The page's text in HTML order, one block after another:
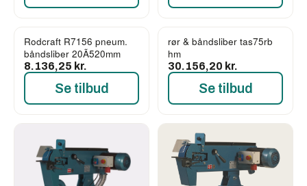
Rodcraft R7156 pneum.
båndsliber 20Ã520mm
8.136,25 kr.
Se tilbud
rør & båndsliber tas75rb
hm
30.156,20 kr.
Se tilbud